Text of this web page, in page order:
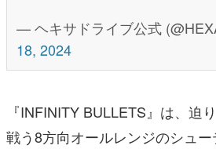
— ヘキサドライブ公式
18, 2024
『INFINITY BULLETS』は、迫
戦う8方向オールレンジのシュ